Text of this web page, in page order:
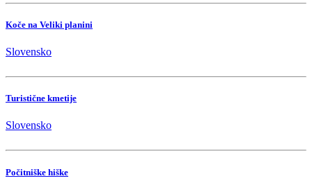
Koče na Veliki planini
Slovensko
Turistične kmetije
Slovensko
Počitniške hiške